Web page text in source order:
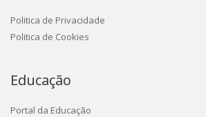
Politica de Privacidade
Politica de Cookies
Educação
Portal da Educação